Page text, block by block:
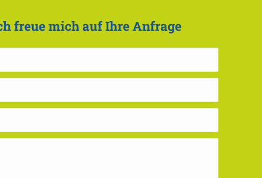
freue mich auf Ihre Anfrage